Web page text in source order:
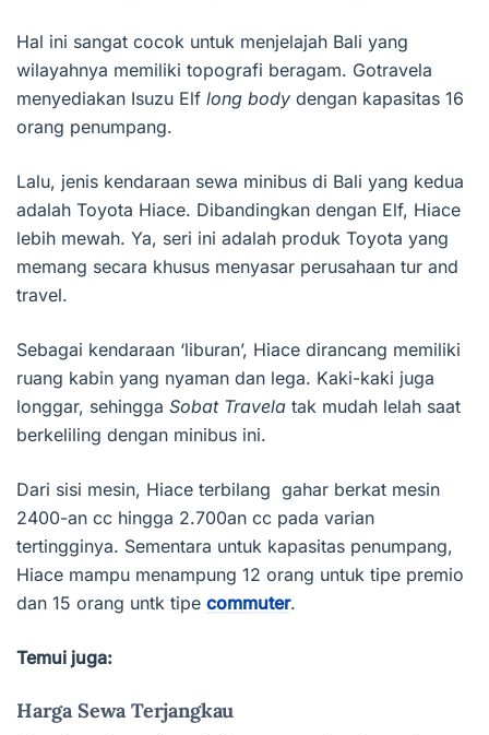
Hal ini sangat cocok untuk menjelajah Bali yang
wilayahnya memiliki topografi beragam. Gotravela
menyediakan Isuzu Elf long body dengan kapasitas 16
orang penumpang.
Lalu, jenis kendaraan sewa minibus di Bali yang kedua
adalah Toyota Hiace. Dibandingkan dengan Elf, Hiace
lebih mewah. Ya, seri ini adalah produk Toyota yang
memang secara khusus menyasar perusahaan tur and
travel.
Sebagai kendaraan ‘liburan’, Hiace dirancang memiliki
ruang kabin yang nyaman dan lega. Kaki-kaki juga
longgar, sehingga Sobat Travela tak mudah lelah saat
berkeliling dengan minibus ini.
Dari sisi mesin, Hiace terbilang gahar berkat mesin
2400-an cc hingga 2.700an cc pada varian
tertingginya. Sementara untuk kapasitas penumpang,
Hiace mampu menampung 12 orang untuk tipe premio
dan 15 orang untk tipe commuter.
Temui juga:
Harga Sewa Terjangkau